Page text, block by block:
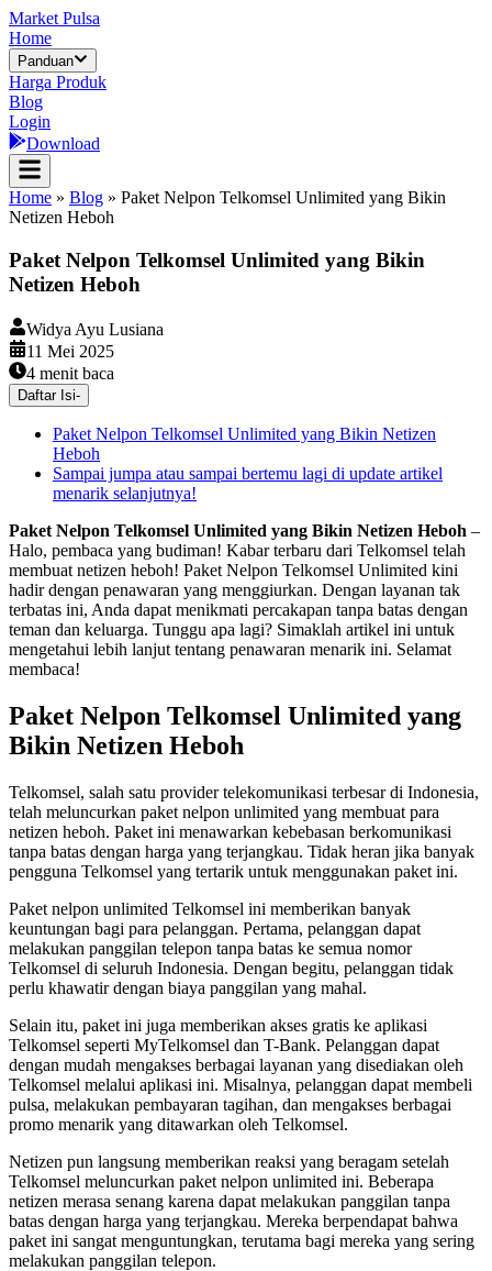
Market Pulsa
Home
Panduan
Harga Produk
Blog
Login
Download
Home » Blog » Paket Nelpon Telkomsel Unlimited yang Bikin
Netizen Heboh
Paket Nelpon Telkomsel Unlimited yang Bikin
Netizen Heboh
Widya Ayu Lusiana
11 Mei 2025
4 menit baca
Daftar Isi-
Paket Nelpon Telkomsel Unlimited yang Bikin Netizen
Heboh
Sampai jumpa atau sampai bertemu lagi di update artikel
menarik selanjutnya!
Paket Nelpon Telkomsel Unlimited yang Bikin Netizen Heboh –
Halo, pembaca yang budiman! Kabar terbaru dari Telkomsel telah
membuat netizen heboh! Paket Nelpon Telkomsel Unlimited kini
hadir dengan penawaran yang menggiurkan. Dengan layanan tak
terbatas ini, Anda dapat menikmati percakapan tanpa batas dengan
teman dan keluarga. Tunggu apa lagi? Simaklah artikel ini untuk
mengetahui lebih lanjut tentang penawaran menarik ini. Selamat
membaca!
Paket Nelpon Telkomsel Unlimited yang
Bikin Netizen Heboh
Telkomsel, salah satu provider telekomunikasi terbesar di Indonesia,
telah meluncurkan paket nelpon unlimited yang membuat para
netizen heboh. Paket ini menawarkan kebebasan berkomunikasi
tanpa batas dengan harga yang terjangkau. Tidak heran jika banyak
pengguna Telkomsel yang tertarik untuk menggunakan paket ini.
Paket nelpon unlimited Telkomsel ini memberikan banyak
keuntungan bagi para pelanggan. Pertama, pelanggan dapat
melakukan panggilan telepon tanpa batas ke semua nomor
Telkomsel di seluruh Indonesia. Dengan begitu, pelanggan tidak
perlu khawatir dengan biaya panggilan yang mahal.
Selain itu, paket ini juga memberikan akses gratis ke aplikasi
Telkomsel seperti MyTelkomsel dan T-Bank. Pelanggan dapat
dengan mudah mengakses berbagai layanan yang disediakan oleh
Telkomsel melalui aplikasi ini. Misalnya, pelanggan dapat membeli
pulsa, melakukan pembayaran tagihan, dan mengakses berbagai
promo menarik yang ditawarkan oleh Telkomsel.
Netizen pun langsung memberikan reaksi yang beragam setelah
Telkomsel meluncurkan paket nelpon unlimited ini. Beberapa
netizen merasa senang karena dapat melakukan panggilan tanpa
batas dengan harga yang terjangkau. Mereka berpendapat bahwa
paket ini sangat menguntungkan, terutama bagi mereka yang sering
melakukan panggilan telepon.